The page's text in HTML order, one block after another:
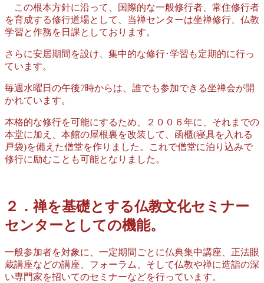
この根本方針に沿って、国際的な一般修行者、常住修行者
を育成する修行道場として、当禅センターは坐禅修行、仏教
学習と作務を日課としております。
さらに安居期間を設け、集中的な修行･学習も定期的に行っ
ています。
毎週水曜日の午後7時からは、誰でも参加できる坐禅会が開
かれています。
本格的な修行を可能にするため、２００６年に、それまでの
本堂に加え、本館の屋根裏を改装して、函櫃(寝具を入れる
戸袋)を備えた僧堂を作りました。これで僧堂に泊り込みで
修行に励むことも可能となりました。
２．禅を基礎とする仏教文化セミナー
センターとしての機能。
一般参加者を対象に、一定期間ごとに仏典集中講座、正法眼
蔵講座などの講座、フォーラム、そして仏教や禅に造詣の深
い専門家を招いてのセミナーなどを行っています。